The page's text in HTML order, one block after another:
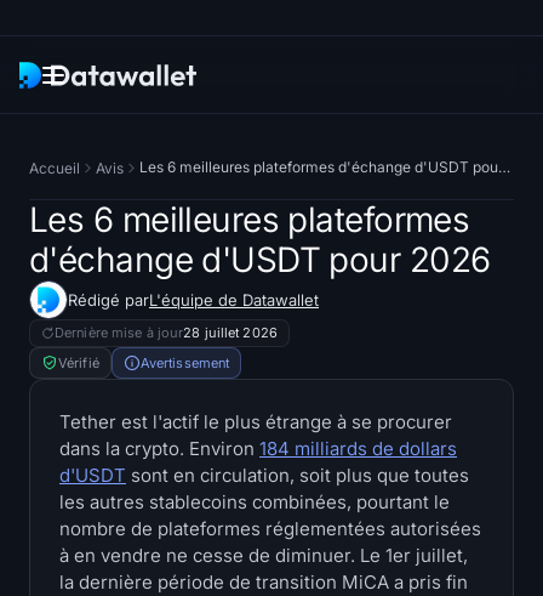
Recherche
Traqueurs d'ETF
ETF Bitcoin
ETF Solana
Hyperliquid ETF
Trésoreries
Accueil Avis Les 6 meilleures plateformes d'échange d'USDT pour 2026
Les 6 meilleures plateformes
d'échange d'USDT pour 2026
Rédigé parL'équipe de Datawallet
Dernière mise à jour28 juillet 2026
Vérifié
Avertissement
Tether est l'actif le plus étrange à se procurer
dans la crypto. Environ 184 milliards de dollars
d'USDT sont en circulation, soit plus que toutes
les autres stablecoins combinées, pourtant le
nombre de plateformes réglementées autorisées
à en vendre ne cesse de diminuer. Le 1er juillet,
la dernière période de transition MiCA a pris fin